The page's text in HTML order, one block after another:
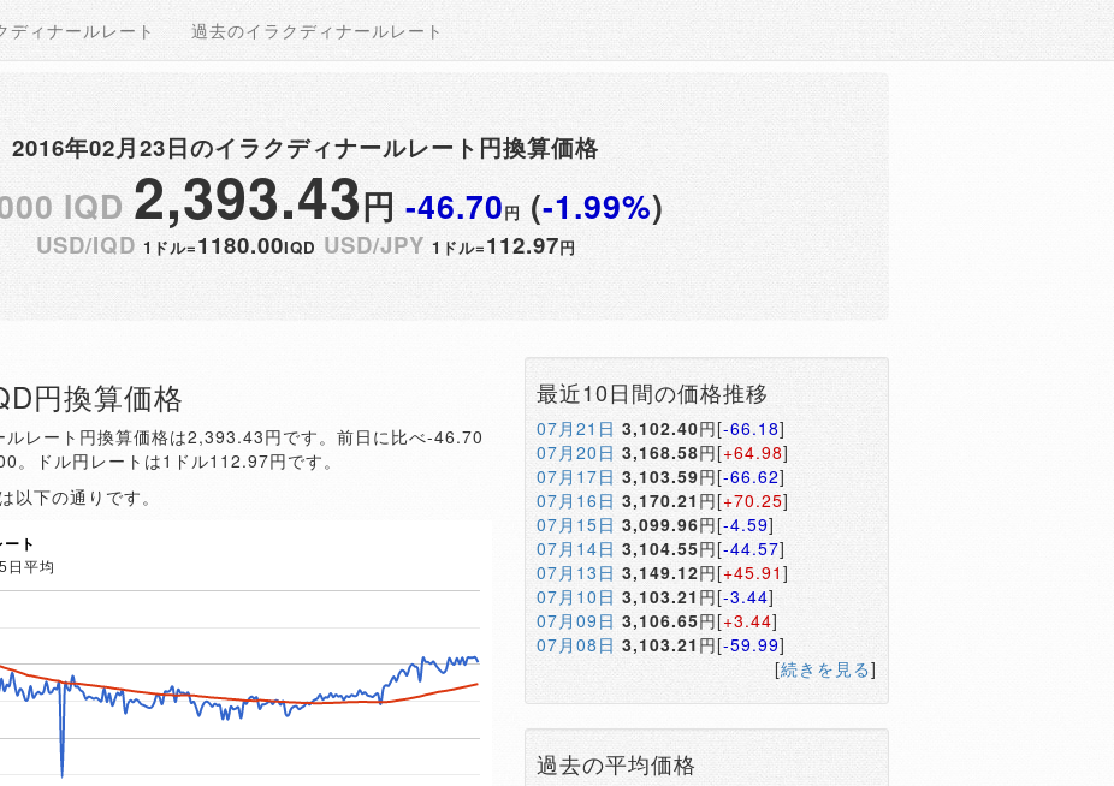
ディナールレート 過去のイラクディナールレート
2016年02月23日のイラクディナールレート円換算価格
IQD 2,393.43円-46.70円 (-1.99%)
USD/IQD 1ドル=1180.00IQD USD/JPY 1ドル=112.97円
円換算価格
レート円換算価格は2,393.43円です。前日に比べ-46.70
。ドル円レートは1ドル112.97円です。
下の通りです。
ト
日平均
最近10日間の価格推移
07月21日 3,102.40円[-66.18]
07月20日 3,168.58円[+64.98]
07月17日 3,103.59円[-66.62]
07月16日 3,170.21 円[+70.25]
07月15日 3,099.96円[-4.59]
07月14日 3,104.55円[-44.57]
07月13日 3,149.12円[+45.91 ]
07月10日 3,103.21円[-3.44]
07月09日 3,106.65円[+3.44]
07月08日 3,103.21 円[-59.99]
[続きを見る]
過去の平均価格